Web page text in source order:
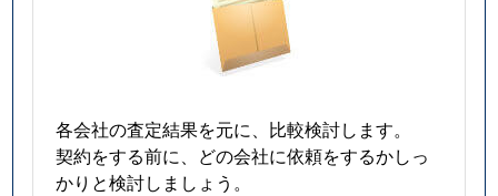
各会社の査定結果を元に、比較検討します。
契約をする前に、どの会社に依頼をするかしっ
かりと検討しましょう。